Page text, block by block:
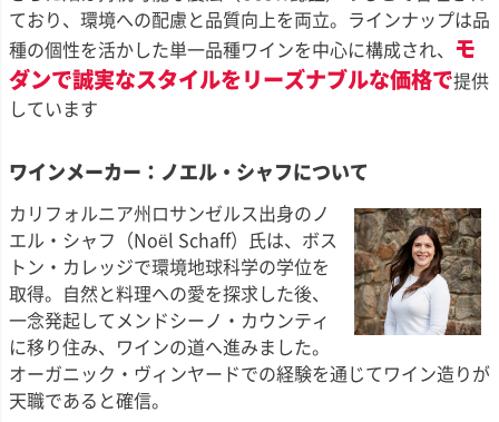
ており、環境への配慮と品質向上を両立。ラインナップは品
種の個性を活かした単一品種ワインを中心に構成され、 モ
ダンで誠実なスタイルをリーズナブルな価格で提供
しています
ワインメーカー：ノエル・シャフについて
カリフォルニア州ロサンゼルス出身のノ
エル・シャフ（Noël Schaff）氏は、ボス
トン・カレッジで環境地球科学の学位を
取得。自然と料理への愛を探求した後、
一念発起してメンドシーノ・カウンティ
に移り住み、ワインの道へ進みました。
オーガニック・ヴィンヤードでの経験を通じてワイン造りが
天職であると確信。